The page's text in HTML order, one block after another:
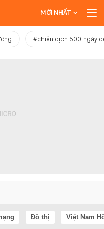
MỚI NHẤT
#chiến dịch 500 ngày
Đô thị Việt Nam